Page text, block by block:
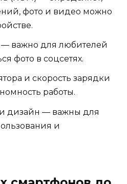
фото и видео можно
— важно для любителей
фото в соцсетях.
и скорость зарядки
работы.
и дизайн — важны для
и